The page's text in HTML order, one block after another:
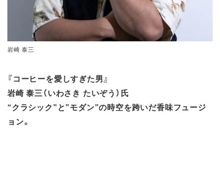
岩崎 泰三
『コーヒーを愛しすぎた男』
岩崎 泰三（いわさき たいぞう）氏
“クラシック”と”モダン”の時空を跨いだ香味フュージ
ョン。